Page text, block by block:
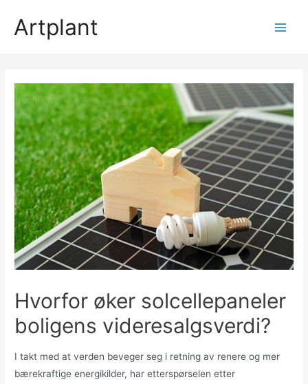
Artplant
Hvorfor øker solcellepaneler
boligens videresalgsverdi?
I takt med at verden beveger seg i retning av renere og mer
bærekraftige energikilder, har etterspørselen etter